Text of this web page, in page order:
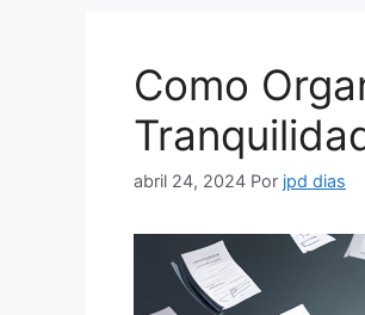
Como
abril 24, 2024 Por jpd dias